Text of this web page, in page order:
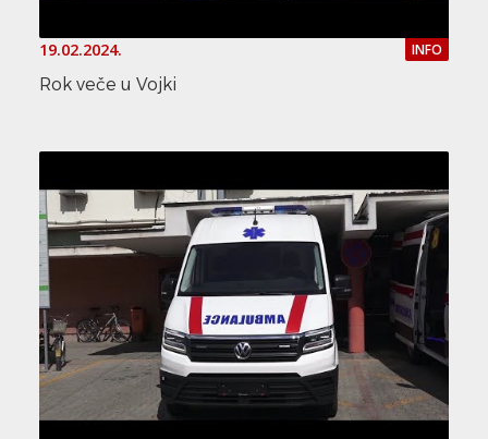
19.02.2024. INFO
Rok veče u Vojki